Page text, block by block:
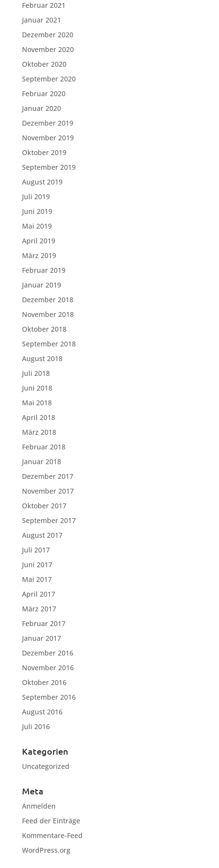
Februar 2021
Januar 2021
Dezember 2020
November 2020
Oktober 2020
September 2020
Februar 2020
Januar 2020
Dezember 2019
November 2019
Oktober 2019
September 2019
August 2019
Juli 2019
Juni 2019
Mai 2019
April 2019
März 2019
Februar 2019
Januar 2019
Dezember 2018
November 2018
Oktober 2018
September 2018
August 2018
Juli 2018
Juni 2018
Mai 2018
April 2018
März 2018
Februar 2018
Januar 2018
Dezember 2017
November 2017
Oktober 2017
September 2017
August 2017
Juli 2017
Juni 2017
Mai 2017
April 2017
März 2017
Februar 2017
Januar 2017
Dezember 2016
November 2016
Oktober 2016
September 2016
August 2016
Juli 2016
Kategorien
Uncategorized
Meta
Anmelden
Feed der Einträge
Kommentare-Feed
WordPress.org